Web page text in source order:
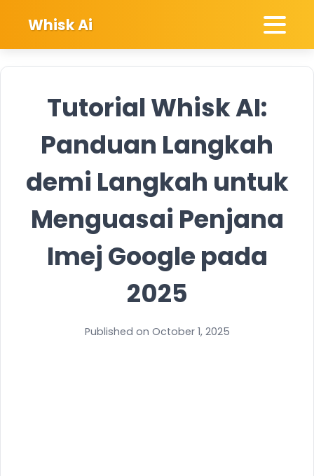
Whisk Ai
Tutorial Whisk AI:
Panduan Langkah
demi Langkah untuk
Menguasai Penjana
Imej Google pada
2025
Published on October 1, 2025